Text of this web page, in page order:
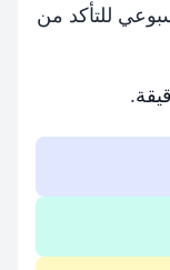
للتأكد من
.